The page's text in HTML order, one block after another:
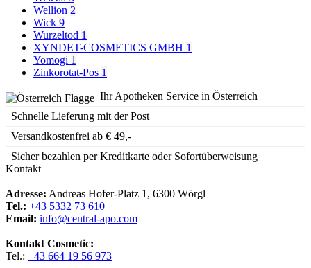
Wellion 2
Wick 9
Wurzeltod 1
XYNDET-COSMETICS GMBH 1
Yomogi 1
Zinkorotat-Pos 1
Ihr Apotheken Service in Österreich
Schnelle Lieferung mit der Post
Versandkostenfrei ab € 49,-
Sicher bezahlen per Kreditkarte oder Sofortüberweisung
Kontakt
Adresse: Andreas Hofer-Platz 1, 6300 Wörgl
Tel.: +43 5332 73 610
Email: info@central-apo.com
Kontakt Cosmetic:
Tel.: +43 664 19 56 973